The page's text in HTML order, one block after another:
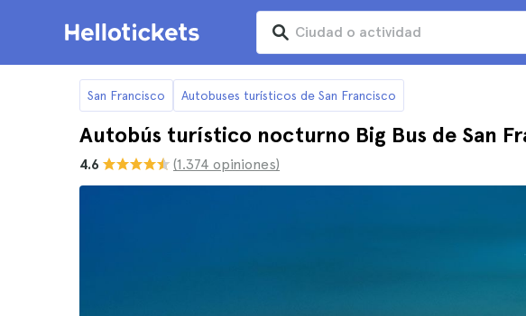
San Francisco Autobuses turísticos de San Francisco
Autobús turístico nocturno Big Bus de San
4.6 (1.374 opiniones)